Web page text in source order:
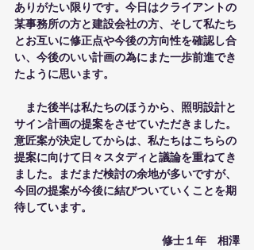
ありがたい限りです。今日はクライアントの
某事務所の方と建設会社の方、そして私たち
とお互いに修正点や今後の方向性を確認し合
い、今後のいい計画の為にまた一歩前進でき
たように思います。
また後半は私たちのほうから、照明設計と
サイン計画の提案をさせていただきました。
意匠案が決定してからは、私たちはこちらの
提案に向けて日々スタディと議論を重ねてき
ました。まだまだ検討の余地が多いですが、
今回の提案が今後に結びついていくことを期
待しています。
修士１年　相澤